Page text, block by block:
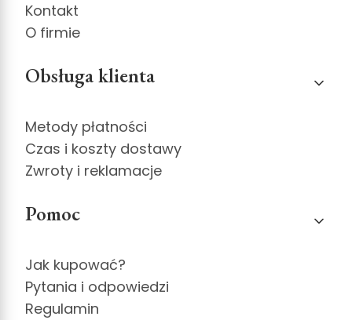
Kontakt
O firmie
Obsługa klienta
Metody płatności
Czas i koszty dostawy
Zwroty i reklamacje
Pomoc
Jak kupować?
Pytania i odpowiedzi
Regulamin